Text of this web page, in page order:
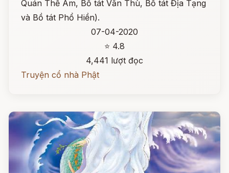
Quán Thế Âm, Bồ tát Văn Thù, Bồ tát Địa Tạng
và Bồ tát Phổ Hiền).
07-04-2020
⭐ 4.8
4,441 lượt đọc
Truyện cổ nhà Phật